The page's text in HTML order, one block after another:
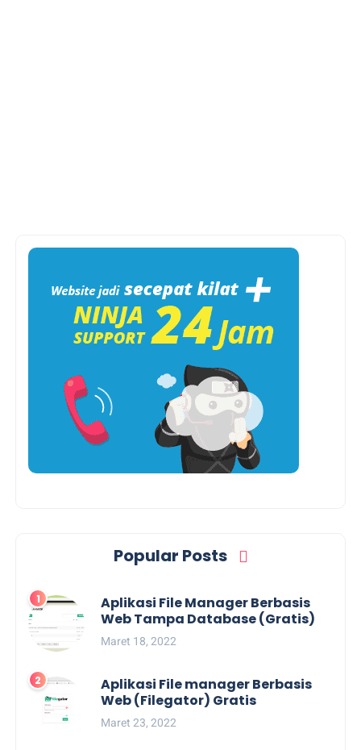
Popular Posts
Aplikasi File Manager Berbasis
Web Tampa Database (Gratis)
Maret 18, 2022
Aplikasi File manager Berbasis
Web (Filegator) Gratis
Maret 23, 2022